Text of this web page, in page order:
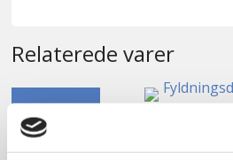
Relaterede varer